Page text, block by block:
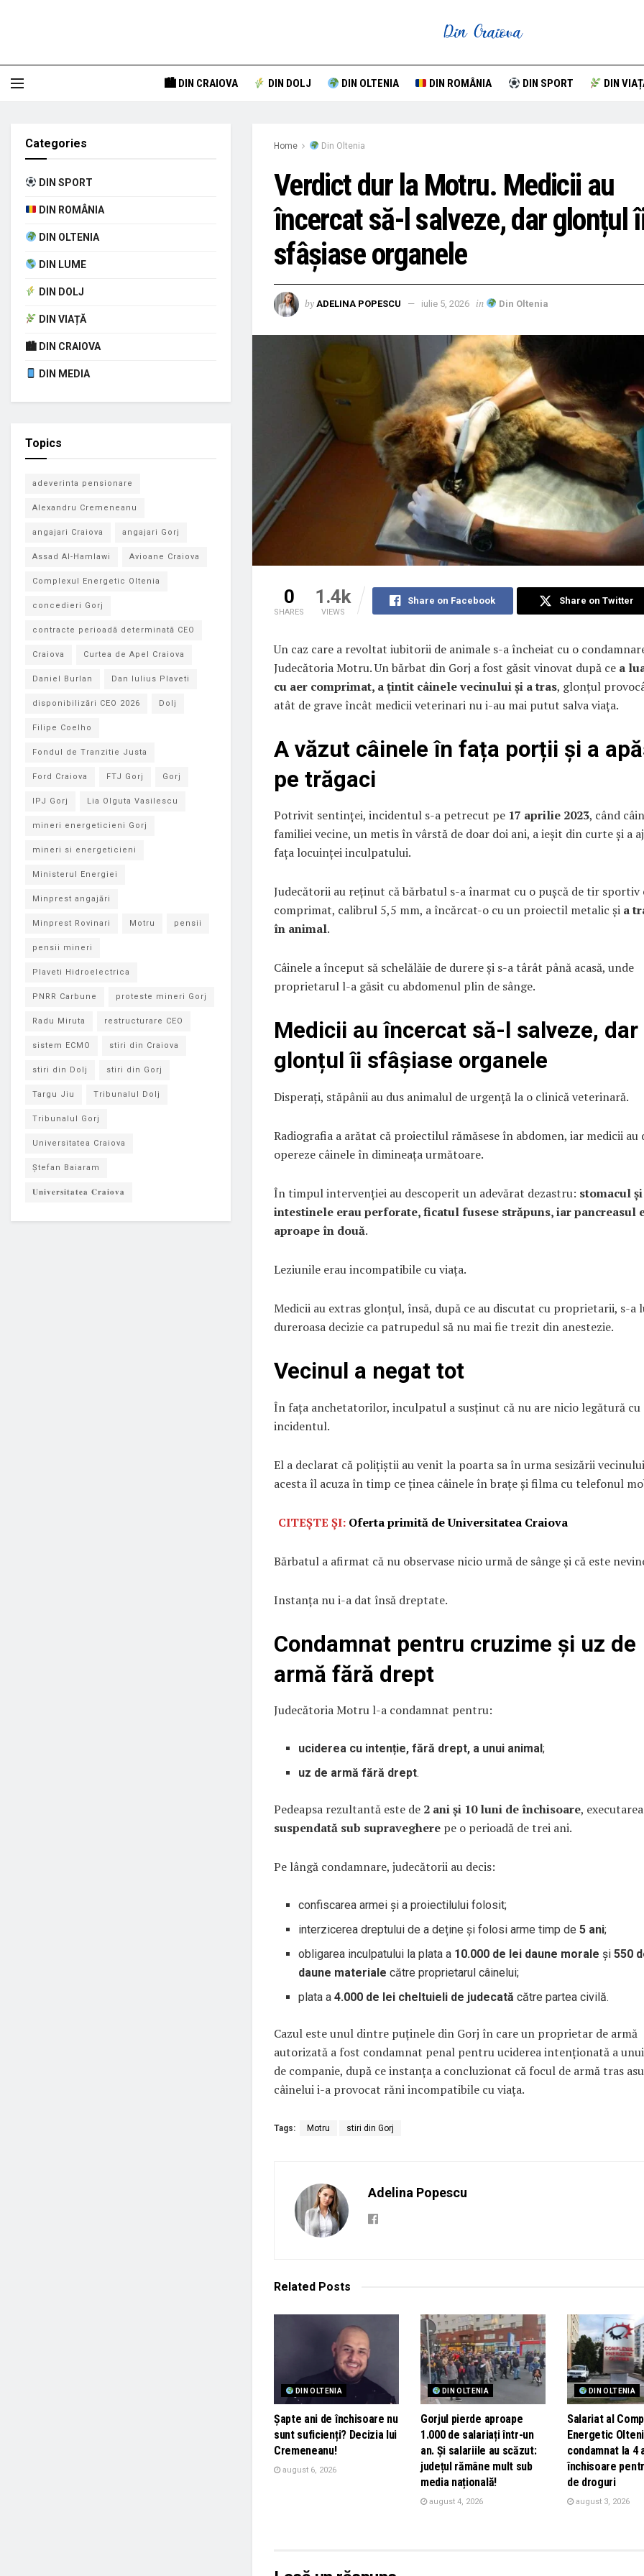
🏙 DIN CRAIOVA DIN DOLJ DIN OLTENIA DIN ROMÂNIA DIN SPORT DIN
Home Din Oltenia
Verdict dur la Motru. Medicii au
încercat să-l salveze, dar glonțul
sfâșiase organele
by ADELINA POPESCU iulie 5, 2026 in Din Oltenia
0
SHARES
1.4k
VIEWS
Share on Facebook Share on Twitter
Un caz care a revoltat iubitorii de animale s-a încheiat cu o
Judecătoria Motru. Un bărbat din Gorj a fost găsit vinovat după ce a
cu aer comprimat, a țintit câinele vecinului și a tras, glonțul
atât de grave încât medicii veterinari nu i-au mai putut salva viața.
A văzut câinele în fața porții și a
pe trăgaci
Potrivit sentinței, incidentul s-a petrecut pe 17 aprilie 2023, când
familiei vecine, un metis în vârstă de doar doi ani, a ieșit din curte și a
fața locuinței inculpatului.
Judecătorii au reținut că bărbatul s-a înarmat cu o pușcă de tir sportiv
comprimat, calibrul 5,5 mm, a încărcat-o cu un proiectil metalic și a
în animal.
Câinele a început să schelălăie de durere și s-a târât până acasă, unde
proprietarul l-a găsit cu abdomenul plin de sânge.
Medicii au încercat să-l salveze, dar
glonțul îi sfâșiase organele
Disperați, stăpânii au dus animalul de urgență la o clinică veterinară.
Radiografia a arătat că proiectilul rămăsese în abdomen, iar medicii au
opereze câinele în dimineața următoare.
În timpul intervenției au descoperit un adevărat dezastru: stomacul și
intestinele erau perforate, ficatul fusese străpuns, iar pancreasul
aproape în două.
Leziunile erau incompatibile cu viața.
Medicii au extras glonțul, însă, după ce au discutat cu proprietarii, s-a
dureroasa decizie ca patrupedul să nu mai fie trezit din anestezie.
Vecinul a negat tot
În fața anchetatorilor, inculpatul a susținut că nu are nicio legătură cu
incidentul.
El a declarat că polițiștii au venit la poarta sa în urma sesizării
acesta îl acuza în timp ce ținea câinele în brațe și filma cu telefonul
CITEȘTE ȘI: Oferta primită de Universitatea Craiova
Bărbatul a afirmat că nu observase nicio urmă de sânge și că este
Instanța nu i-a dat însă dreptate.
Condamnat pentru cruzime și uz de
armă fără drept
Judecătoria Motru l-a condamnat pentru:
uciderea cu intenție, fără drept, a unui animal;
uz de armă fără drept.
Pedeapsa rezultantă este de 2 ani și 10 luni de închisoare,
suspendată sub supraveghere pe o perioadă de trei ani.
Pe lângă condamnare, judecătorii au decis:
confiscarea armei și a proiectilului folosit;
interzicerea dreptului de a deține și folosi arme timp de5 ani;
obligarea inculpatului la plata a 10.000 de lei daune morale și550
daune materiale către proprietarul câinelui;
plata a4.000 de lei cheltuieli de judecată către partea civilă.
Cazul este unul dintre puținele din Gorj în care un proprietar de armă
autorizată a fost condamnat penal pentru uciderea intenționată a
de companie, după ce instanța a concluzionat că focul de armă tras
câinelui i-a provocat răni incompatibile cu viața.
Tags: Motru stiri din Gorj
Adelina Popescu
Related Posts
DIN OLTENIA
Șapte ani de închisoare nu
sunt suficienți? Decizia lui
Cremeneanu!
august 6, 2026
DIN OLTENIA
Gorjul pierde aproape
1.000 de salariați într-un
an. Și salariile au scăzut:
județul rămâne mult sub
media națională!
august 4, 2026
DIN OLTENIA
Salariat al
Energetic
condamnat la 4
închisoare
de droguri
august 3, 2026
Categories
DIN SPORT
DIN ROMÂNIA
DIN OLTENIA
DIN LUME
DIN DOLJ
DIN VIAȚĂ
🏙 DIN CRAIOVA
DIN MEDIA
Topics
adeverinta pensionare
Alexandru Cremeneanu
angajari Craiova angajari Gorj
Assad Al-Hamlawi Avioane Craiova
Complexul Energetic Oltenia
concedieri Gorj
contracte perioadă determinată CEO
Craiova Curtea de Apel Craiova
Daniel Burlan Dan Iulius Plaveti
disponibilizări CEO 2026 Dolj
Filipe Coelho
Fondul de Tranzitie Justa
Ford Craiova FTJ Gorj Gorj
IPJ Gorj Lia Olguta Vasilescu
mineri energeticieni Gorj
mineri si energeticieni
Ministerul Energiei
Minprest angajări
Minprest Rovinari Motru pensii
pensii mineri
Plaveti Hidroelectrica
PNRR Carbune proteste mineri Gorj
Radu Miruta restructurare CEO
sistem ECMO stiri din Craiova
stiri din Dolj stiri din Gorj
Targu Jiu Tribunalul Dolj
Tribunalul Gorj
Universitatea Craiova
Ștefan Baiaram
𝐔𝐧𝐢𝐯𝐞𝐫𝐬𝐢𝐭𝐚𝐭𝐞𝐚 𝐂𝐫𝐚𝐢𝐨𝐯𝐚